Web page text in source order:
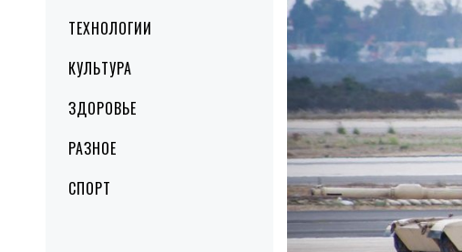
ТЕХНОЛОГИИ
КУЛЬТУРА
ЗДОРОВЬЕ
РАЗНОЕ
СПОРТ